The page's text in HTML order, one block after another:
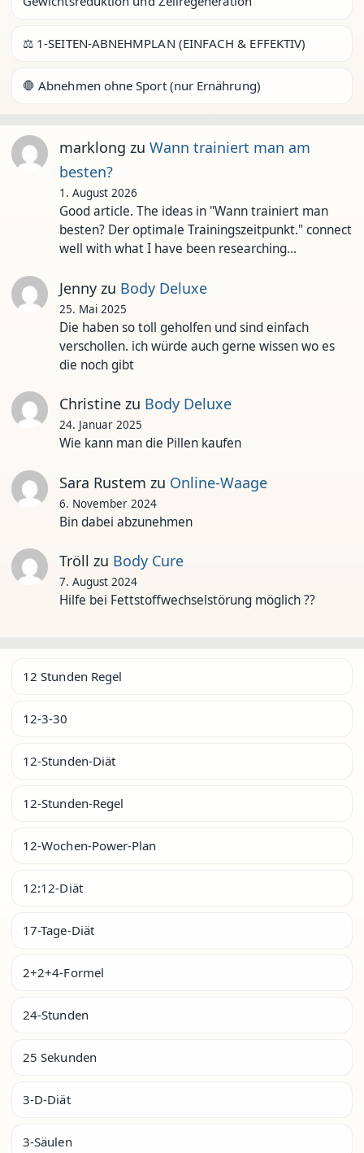
⚖️ 1-SEITEN-ABNEHMPLAN (EINFACH & EFFEKTIV)
🛑 Abnehmen ohne Sport (nur Ernährung)
marklong zu Wann trainiert man am
besten?
1. August 2026
Good article. The ideas in "Wann trainiert man
besten? Der optimale Trainingszeitpunkt." connect
well with what I have been researching…
Jennyzu Body Deluxe
25. Mai 2025
Die haben so toll geholfen und sind einfach
verschollen. ich würde auch gerne wissen wo es
die noch gibt
Christinezu Body Deluxe
24. Januar 2025
Wie kann man die Pillen kaufen
Sara Rustem zu Online-Waage
6. November 2024
Bin dabei abzunehmen
Tröll zu Body Cure
7. August 2024
Hilfe bei Fettstoffwechselstörung möglich ??
12 Stunden Regel
12-3-30
12-Stunden-Diät
12-Stunden-Regel
12-Wochen-Power-Plan
12:12-Diät
17-Tage-Diät
2+2+4-Formel
24-Stunden
25 Sekunden
3-D-Diät
3-Säulen